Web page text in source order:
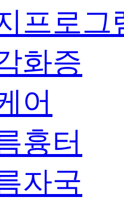
프로그
화증
어
흉터
자국